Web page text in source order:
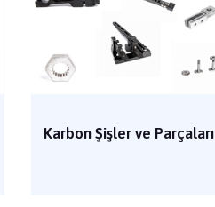
Karbon Şişler ve Parçaları